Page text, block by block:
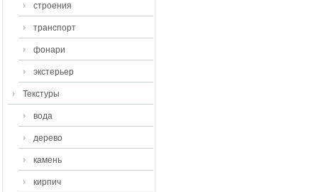
строения
транспорт
фонари
экстерьер
Текстуры
вода
дерево
камень
кирпич